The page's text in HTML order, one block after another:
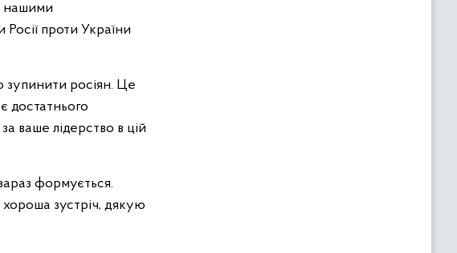
нашими
проти України
зупинити росіян. Це
достатнього
ваше лідерство в цій
формується.
хороша зустріч, дякую